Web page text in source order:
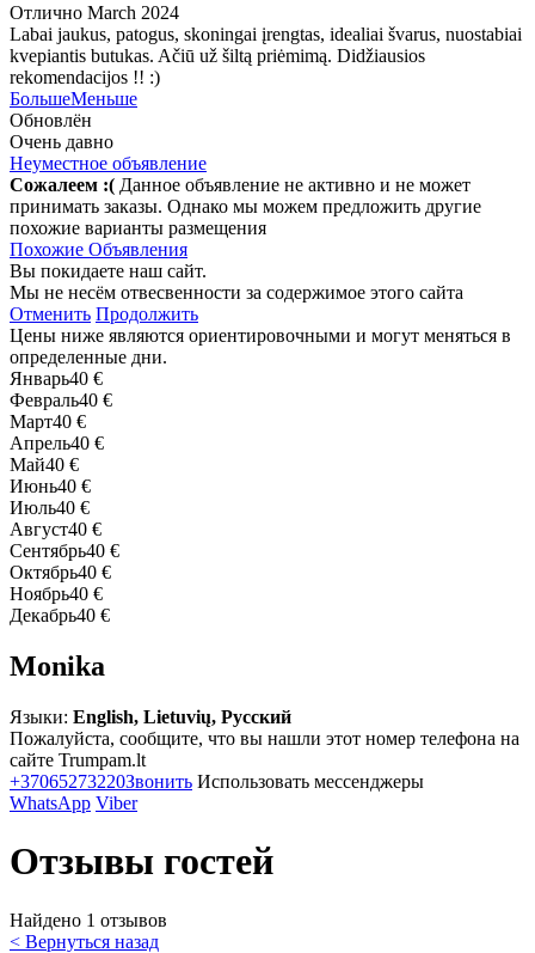
Отлично March 2024
Labai jaukus, patogus, skoningai įrengtas, idealiai švarus, nuostabiai
kvepiantis butukas. Ačiū už šiltą priėmimą. Didžiausios
rekomendacijos !! :)
БольшеМеньше
Обновлён
Очень давно
Неуместное объявление
Сожалеем :( Данное объявление не активно и не может
принимать заказы. Однако мы можем предложить другие
похожие варианты размещения
Похожие Объявления
Вы покидаете наш сайт.
Мы не несём отвесвенности за содержимое этого сайта
Отменить Продолжить
Цены ниже являются ориентировочными и могут меняться в
определенные дни.
Январь40 €
Февраль40 €
Март40 €
Апрель40 €
Май40 €
Июнь40 €
Июль40 €
Август40 €
Сентябрь40 €
Октябрь40 €
Ноябрь40 €
Декабрь40 €
Monika
Языки: English, Lietuvių, Русский
Пожалуйста, сообщите, что вы нашли этот номер телефона на
сайте Trumpam.lt
+37065273220Звонить Использовать мессенджеры
WhatsApp Viber
Отзывы гостей
Найдено 1 отзывов
< Вернуться назад